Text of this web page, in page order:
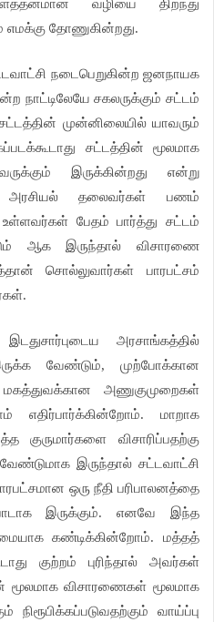
வழியை திறந்து
தோணுகின்றது.
நடைபெறுகின்ற ஜனநாயக
நாட்டிலேயே சகலருக்கும் சட்டம்
முன்னிலையில் யாவரும்
சட்டத்தின் மூலமாக
இருக்கின்றது என்று
அரசியல் தலைவர்கள் பணம்
பேதம் பார்த்து சட்டம்
ஆக இருந்தால் விசாரணை
சொல்லுவார்கள் பாரபட்சம்
அரசாங்கத்தில்
வேண்டும், முற்போக்கான
அணுகுமுறைகள்
மாறாக
குருமார்களை விசாரிப்பதற்கு
இருந்தால் சட்டவாட்சி
ஒரு நீதி பரிபாலனத்தை
இருக்கும். எனவே இந்த
கண்டிக்கின்றோம். மத்தத்
குற்றம் புரிந்தால் அவர்கள்
மூலமாக விசாரணைகள் மூலமாக
நிரூபிக்கப்படுவதற்கும் வாய்ப்பு